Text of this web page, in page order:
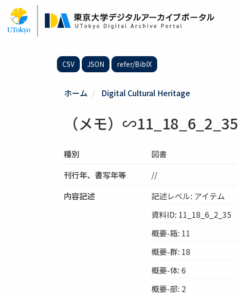
ン
CSV JSON refer/BibIX
ホーム Digital Cultural Heritage
（メモ）∽11_18_6_2_35
種別
図書
刊行年、書写年等
//
内容記述
記述レベル: アイテム
資料ID: 11_18_6_2_35
概要-箱: 11
概要-群: 18
概要-体: 6
概要-部: 2